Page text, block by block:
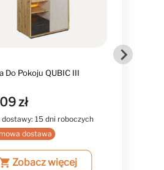
Do Pokoju QUBIC III
zł
dostawy: 15 dni roboczych
dostawa
shopping_cart Zobacz więcej